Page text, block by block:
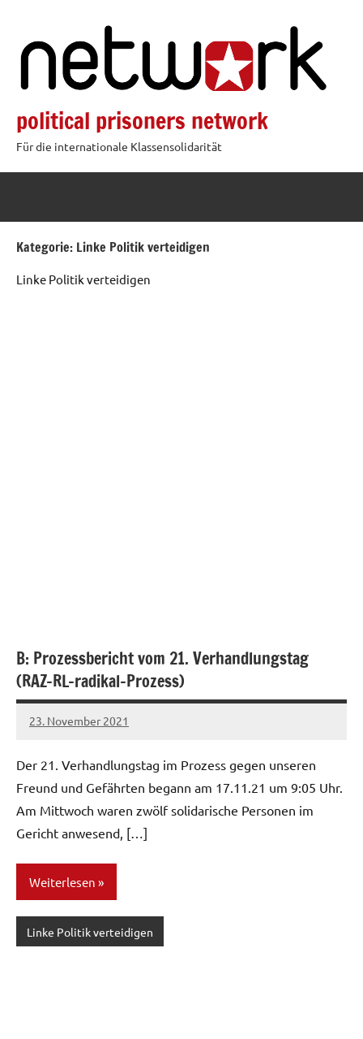
springen
political prisoners network
Für die internationale Klassensolidarität
Kategorie: Linke Politik verteidigen
Linke Politik verteidigen
B: Prozessbericht vom 21. Verhandlungstag
(RAZ-RL-radikal-Prozess)
23. November 2021
network
Der 21. Verhandlungstag im Prozess gegen unseren
Freund und Gefährten begann am 17.11.21 um 9:05 Uhr.
Am Mittwoch waren zwölf solidarische Personen im
Gericht anwesend, […]
Weiterlesen
Linke Politik verteidigen